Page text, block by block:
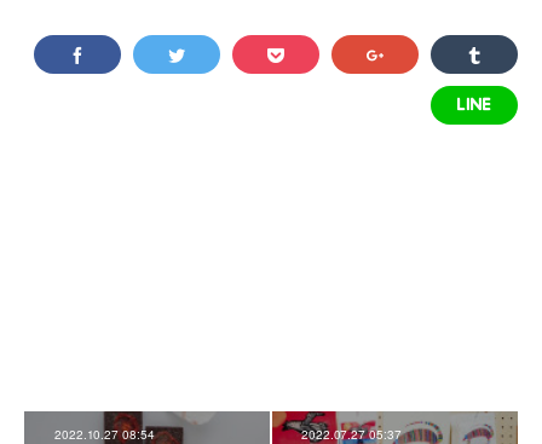
2022.10.27 08:54 2022.07.27 05:37